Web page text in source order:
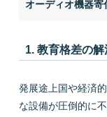
オーディオ機器
1. 教育格差の
発展途上国や経済
な設備が圧倒的に